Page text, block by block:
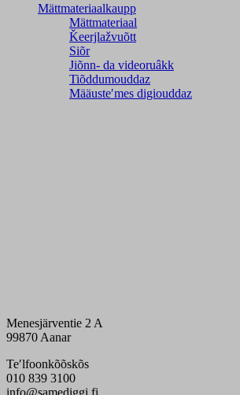
Mättmateriaalkaupp
Mättmateriaal
Ǩeerjlažvuõtt
Siõr
Jiõnn- da videoruâkk
Tiõddumouddaz
Määusteʹmes digiouddaz
Menesjärventie 2 A
99870 Aanar
Teʹlfoonkõõskõs
010 839 3100
info@samediggi.fi